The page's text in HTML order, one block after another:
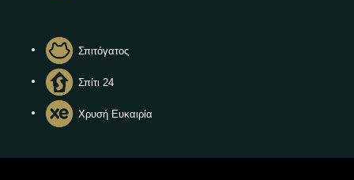
Σπιτόγατος
Σπίτι 24
Χρυσή Ευκαιρία